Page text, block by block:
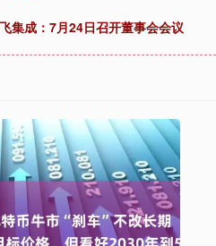
集成：7月24日召开董事会会议